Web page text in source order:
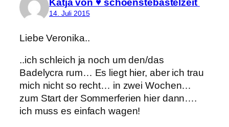
Katja von ♥ schoenstebastelzeit
14. Juli 2015
Liebe Veronika..
..ich schleich ja noch um den/das
Badelycra rum… Es liegt hier, aber ich trau
mich nicht so recht… in zwei Wochen…
zum Start der Sommerferien hier dann….
ich muss es einfach wagen!